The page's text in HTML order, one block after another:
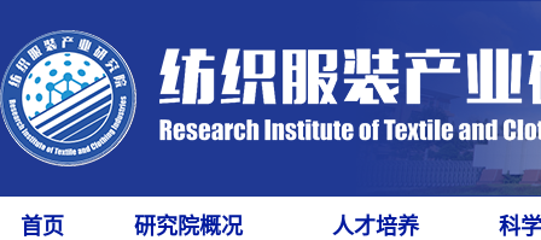
首页 研究院概况 人才培养 科